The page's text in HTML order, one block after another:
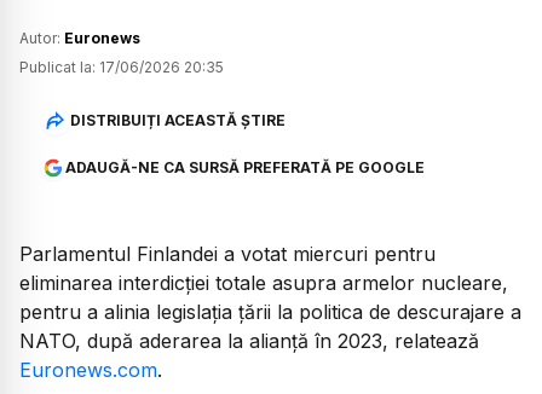
Autor: Euronews
Publicat la: 17/06/2026 20:35
DISTRIBUIȚI ACEASTĂ ȘTIRE
ADAUGĂ-NE CA SURSĂ PREFERATĂ PE GOOGLE
Parlamentul Finlandei a votat miercuri pentru
eliminarea interdicției totale asupra armelor nucleare,
pentru a alinia legislația țării la politica de descurajare a
NATO, după aderarea la alianță în 2023, relatează
Euronews.com.